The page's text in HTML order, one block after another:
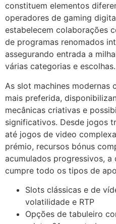
constituem elementos
operadores de gaming
estabelecem colaborações
de programas renomados
assegurando entrada a
várias categorias e escolhas.
As slot machines modernas
mais preferida,
mecânicas criativas e
significativos. Desde jogos
até jogos de video
prémio, recursos bónus
acumulados progressivos, a
cumpre todo os tipos de
Slots clássicas e de
volatilidade e RTP
Opções de tabuleiro